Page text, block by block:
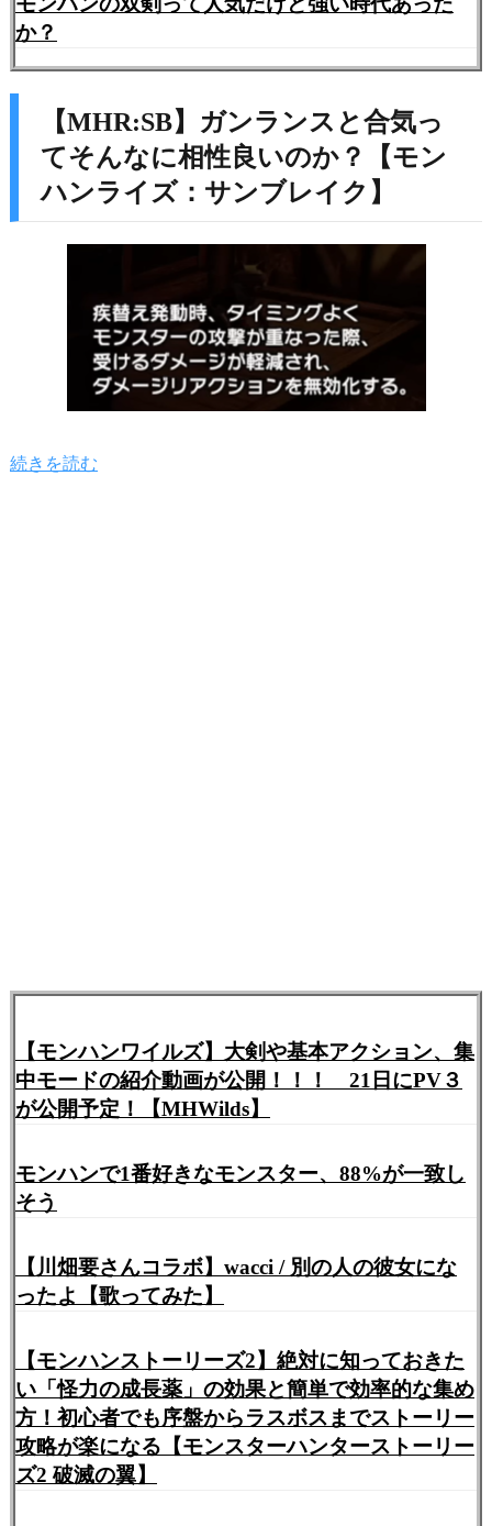
か？
【MHR:SB】ガンランスと合気っ
てそんなに相性良いのか？【モン
ハンライズ：サンブレイク】
続きを読む
【モンハンワイルズ】大剣や基本アクション、集
中モードの紹介動画が公開！！！ 21日にPV３
が公開予定！【MHWilds】
モンハンで1番好きなモンスター、88%が一致し
そう
【川畑要さんコラボ】wacci / 別の人の彼女にな
ったよ【歌ってみた】
【モンハンストーリーズ2】絶対に知っておきた
い「怪力の成長薬」の効果と簡単で効率的な集め
方！初心者でも序盤からラスボスまでストーリー
攻略が楽になる【モンスターハンターストーリー
ズ2 破滅の翼】